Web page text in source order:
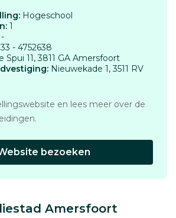
Hogeschool
1
-
- 4752638
Spui 11, 3811 GA Amersfoort
Nieuwekade 1, 3511 RV
en lees meer over de
bezoeken
Amersfoort